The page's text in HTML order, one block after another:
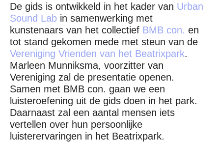
De gids is ontwikkeld in het kader van Urban
Sound Lab in samenwerking met
kunstenaars van het collectief BMB con. en
tot stand gekomen mede met steun van de
Vereniging Vrienden van het Beatrixpark.
Marleen Munniksma, voorzitter van
Vereniging zal de presentatie openen.
Samen met BMB con. gaan we een
luisteroefening uit de gids doen in het park.
Daarnaast zal een aantal mensen iets
vertellen over hun persoonlijke
luisterervaringen in het Beatrixpark.